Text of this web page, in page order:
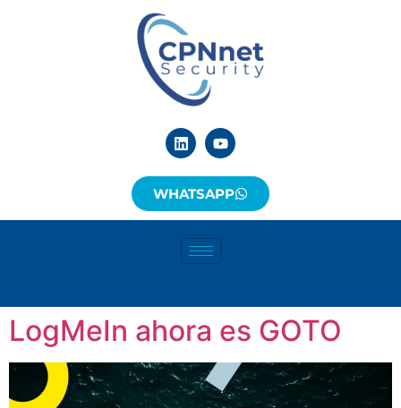
WHATSAPP
LogMeIn ahora es GOTO